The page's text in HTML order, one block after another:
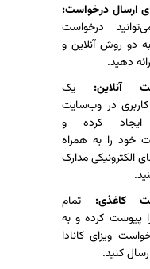
ارسال درخواست:
درخواست
دو روش آنلاین و
دهید.
آنلاین: یک
در وب‌سایت
IRCC ایجاد کرده و
خود را به همراه
الکترونیکی مدارک
کاغذی: تمام
پیوست کرده و به
ویزای کانادا